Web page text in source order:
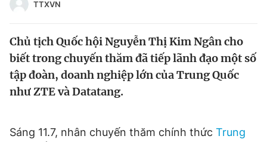
Video Magazine
Tiện ích Bạn cần biết
Đăng xuất
TTXVN
Chủ tịch Quốc hội Nguyễn Thị Kim Ngân cho
biết trong chuyến thăm đã tiếp lãnh đạo một số
tập đoàn, doanh nghiệp lớn của Trung Quốc
như ZTE và Datatang.
Sáng 11.7, nhân chuyến thăm chính thức Trung